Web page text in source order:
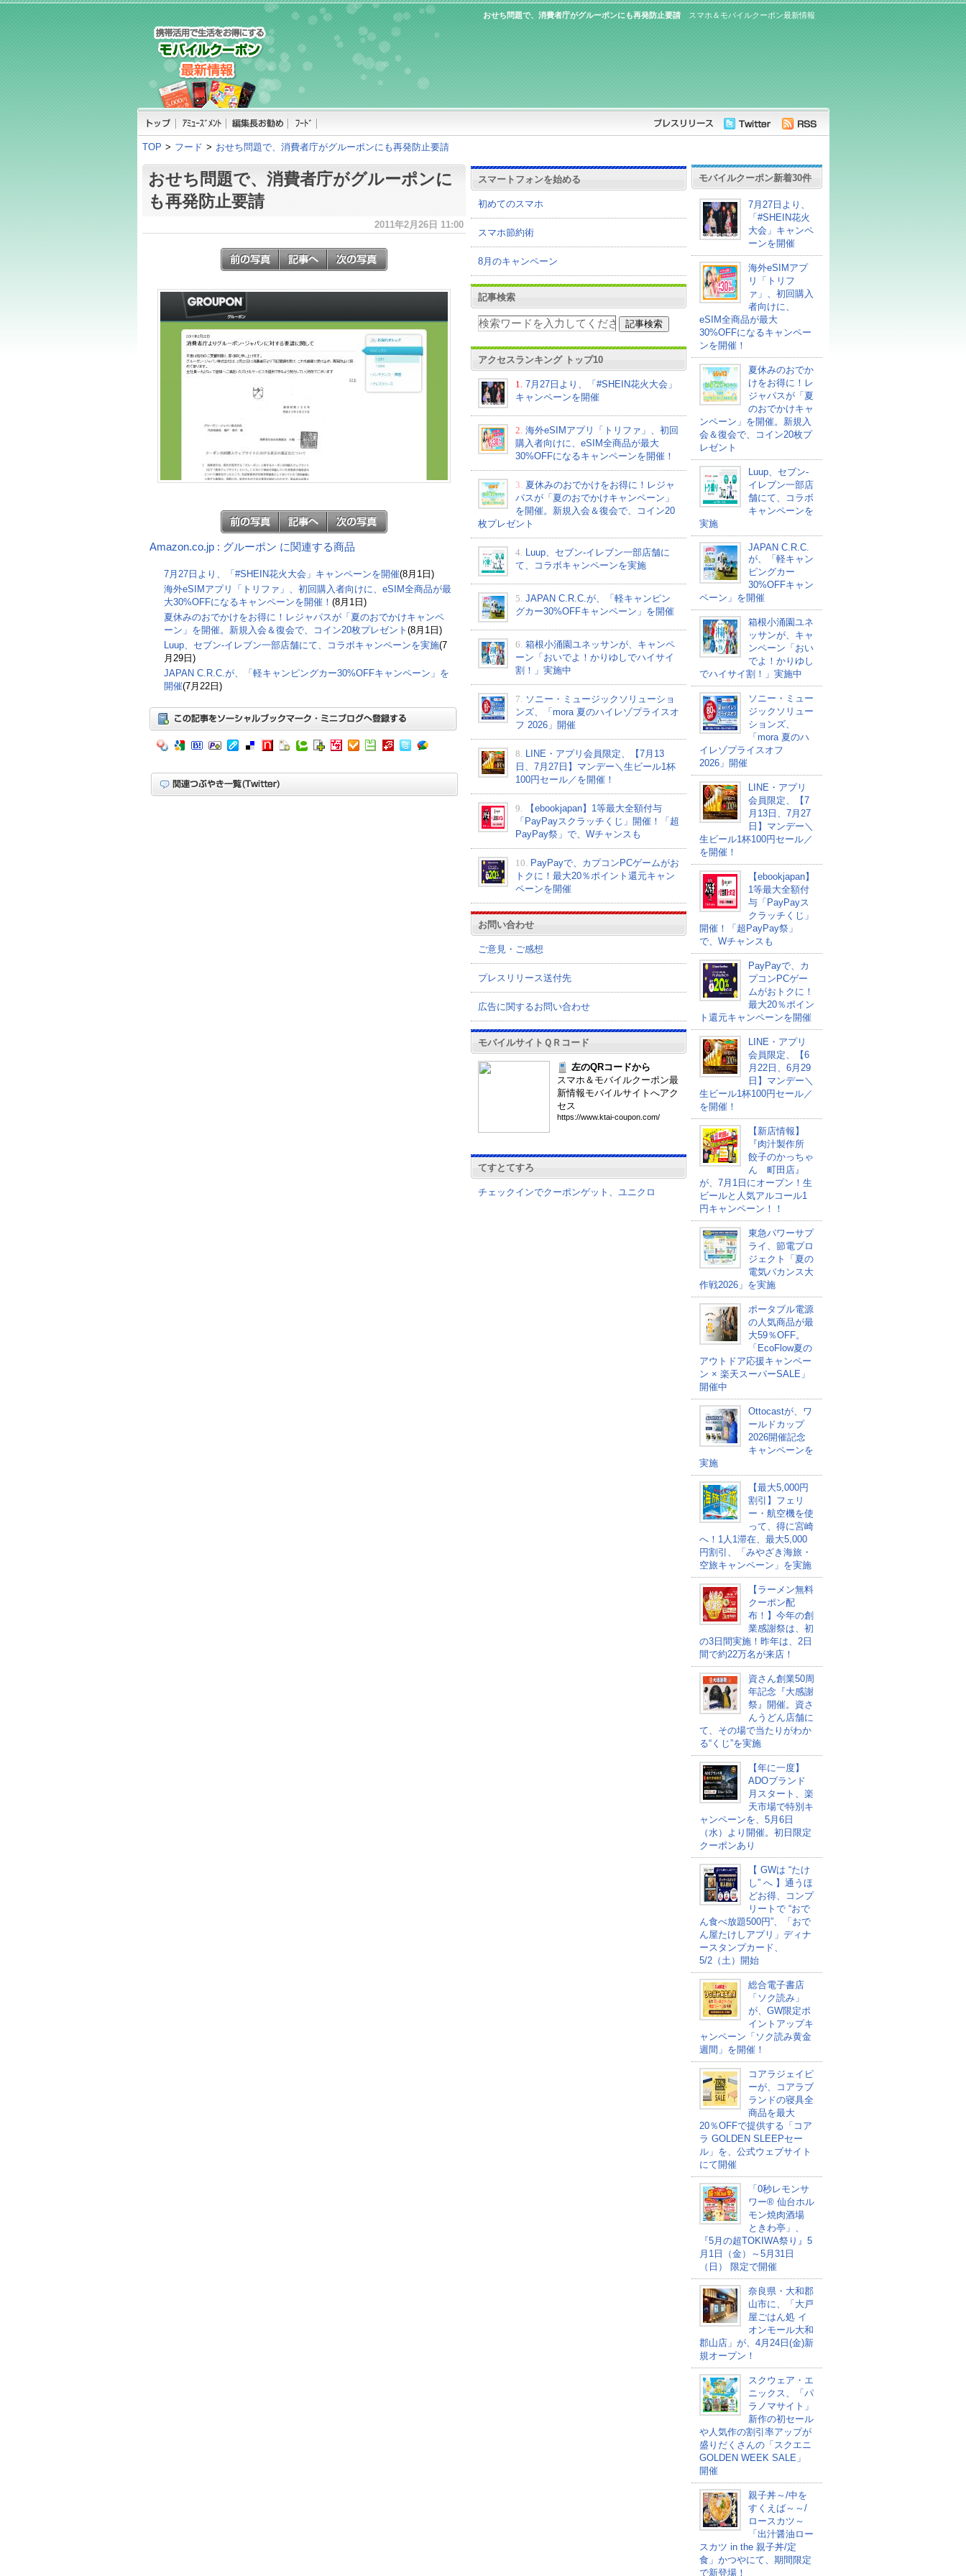
スマホ＆モバイルクーポン最新情報
おせち問題で、消費者庁がグルーポンにも再発防止要請
TOP > フード > おせち問題で、消費者庁がグルーポンにも再発防止要請
おせち問題で、消費者庁がグルーポンに
も再発防止要請
2011年2月26日 11:00
Amazon.co.jp : グルーポン に関連する商品
7月27日より、「#SHEIN花火大会」キャンペーンを開催(8月1日)
海外eSIMアプリ「トリファ」、初回購入者向けに、eSIM全商品が最
大30%OFFになるキャンペーンを開催！ (8月1日)
夏休みのおでかけをお得に！レジャパスが「夏のおでかけキャンペ
ーン」を開催。新規入会＆復会で、コイン20枚プレゼント (8月1日)
Luup、セブン‐イレブン一部店舗にて、コラボキャンペーンを実施(7
月29日)
JAPAN C.R.C.が、「軽キャンピングカー30%OFFキャンペーン」を
開催(7月22日)
スマートフォンを始める
初めてのスマホ
スマホ節約術
8月のキャンペーン
記事検索
アクセスランキング トップ10
1.
7月27日より、「#SHEIN花火大会」
キャンペーンを開催
2. 海外eSIMアプリ「トリファ」、初回
購入者向けに、eSIM全商品が最大
30%OFFになるキャンペーンを開催！
3. 夏休みのおでかけをお得に！レジャ
パスが「夏のおでかけキャンペーン」
を開催。新規入会＆復会で、コイン20
枚プレゼント
4. Luup、セブン‐イレブン一部店舗に
て、コラボキャンペーンを実施
5. JAPAN C.R.C.が、「軽キャンピン
グカー30%OFFキャンペーン」を開催
6. 箱根小涌園ユネッサンが、キャンペ
ーン「おいでよ！かりゆしでハイサイ
割！」実施中
7.
ソニー・ミュージックソリューショ
ンズ、「mora 夏のハイレゾプライスオ
フ 2026」開催
8. LINE・アプリ会員限定、【7月13
日、7月27日】マンデー＼生ビール1杯
100円セール／を開催！
9.
【ebookjapan】1等最大全額付与
「PayPayスクラッチくじ」開催！「超
PayPay祭」で、Wチャンスも
10. PayPayで、カプコンPCゲームがお
トクに！最大20％ポイント還元キャン
ペーンを開催
お問い合わせ
ご意見・ご感想
プレスリリース送付先
広告に関するお問い合わせ
モバイルサイトＱＲコード
左のQRコードから
スマホ＆モバイルクーポン最
新情報モバイルサイトへアク
セス
https://www.ktai-coupon. com/
てすとてすろ
チェックインでクーポンゲット、ユニクロ
モバイルクーポン新着30件
7月27日より、
「#SHEIN花火
大会」キャンペ
ーンを開催
海外eSIMアプ
リ「トリフ
ァ」、初回購入
者向けに、
eSIM全商品が最大
30%OFFになるキャンペー
ンを開催！
夏休みのおでか
けをお得に！レ
ジャパスが「夏
のおでかけキャ
ンペーン」を開催。新規入
会＆復会で、コイン20枚プ
レゼント
Luup、セブン‐
イレブン一部店
舗にて、コラボ
キャンペーンを
実施
JAPAN C.R.C.
が、「軽キャン
ピングカー
30%OFFキャン
ペーン」を開催
箱根小涌園ユネ
ッサンが、キャ
ンペーン「おい
でよ！かりゆし
でハイサイ割！」実施中
ソニー・ミュー
ジックソリュー
ションズ、
「mora 夏のハ
イレゾプライスオフ
2026」開催
LINE・アプリ
会員限定、【7
月13日、7月27
日】マンデー＼
生ビール1杯100円セール／
を開催！
【ebookjapan】
1等最大全額付
与「PayPayス
クラッチくじ」
開催！「超PayPay祭」
で、Wチャンスも
PayPayで、カ
プコンPCゲー
ムがおトクに！
最大20％ポイン
ト還元キャンペーンを開催
LINE・アプリ
会員限定、【6
月22日、6月29
日】マンデー＼
生ビール1杯100円セール／
を開催！
【新店情報】
『肉汁製作所
餃子のかっちゃ
ん 町田店』
が、7月1日にオープン！生
ビールと人気アルコール1
円キャンペーン！！
東急パワーサプ
ライ、節電プロ
ジェクト「夏の
電気バカンス大
作戦2026」を実施
ポータブル電源
の人気商品が最
大59％OFF。
「EcoFlow夏の
アウトドア応援キャンペー
ン × 楽天スーパーSALE」
開催中
Ottocastが、ワ
ールドカップ
2026開催記念
キャンペーンを
実施
【最大5,000円
割引】フェリ
ー・航空機を使
って、得に宮崎
へ！1人1滞在、最大5,000
円割引、「みやざき海旅・
空旅キャンペーン」を実施
【ラーメン無料
クーポン配
布！】今年の創
業感謝祭は、初
の3日間実施！昨年は、2日
間で約22万名が来店！
資さん創業50周
年記念『大感謝
祭』開催。資さ
んうどん店舗に
て、その場で当たりがわか
る“くじ”を実施
【年に一度】
ADOブランド
月スタート、楽
天市場で特別キ
ャンペーンを、5月6日
（水）より開催。初日限定
クーポンあり
【 GWは “たけ
し” へ 】通うほ
どお得、コンプ
リートで “おで
ん食べ放題500円”、「おで
ん屋たけしアプリ」ディナ
ースタンプカード、
5/2（土）開始
総合電子書店
「ソク読み」
が、GW限定ポ
イントアップキ
ャンペーン「ソク読み黄金
週間」を開催！
コアラジェイピ
ーが、コアラブ
ランドの寝具全
商品を最大
20％OFFで提供する「コア
ラ GOLDEN SLEEPセー
ル」を、公式ウェブサイト
にて開催
「0秒レモンサ
ワー® 仙台ホル
モン焼肉酒場
ときわ亭」、
『5月の超TOKIWA祭り』5
月1日（金）～5月31日
（日） 限定で開催
奈良県・大和郡
山市に、「大戸
屋ごはん処 イ
オンモール大和
郡山店」が、4月24日(金)新
規オープン！
スクウェア・エ
ニックス、「パ
ラノマサイト」
新作の初セール
や人気作の割引率アップが
盛りだくさんの「スクエニ
GOLDEN WEEK SALE」
開催
親子丼～/中を
すくえば～～/
ロースカツ～
「出汁醤油ロー
スカツ in the 親子丼/定
食」かつやにて、期間限定
で新登場！